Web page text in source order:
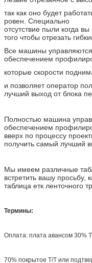
так как оно будет
ровен. Специально
отсутствие пыли когда
того чтобы отрезать
Все машины
обеспечением
которые скорости
и позволяет оператор
лучший выход от блока
Полностью машина
обеспечением
вверх по процессу
получить самый лучший
Мы имеем различные
встретить вашу просьбу,
таблица етк ленточного
Термины:
Оплата: плата авансом 30%
70% покрытое Т/Т или